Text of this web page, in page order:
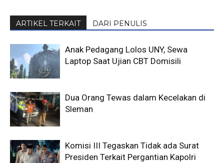
ARTIKEL TERKAIT DARI PENULIS
Anak Pedagang Lolos UNY, Sewa
Laptop Saat Ujian CBT Domisili
Dua Orang Tewas dalam Kecelakan di
Sleman
Komisi III Tegaskan Tidak ada Surat
Presiden Terkait Pergantian Kapolri